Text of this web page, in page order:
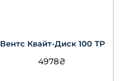
Вентс Квайт-Диск 100 ТР
4978₴